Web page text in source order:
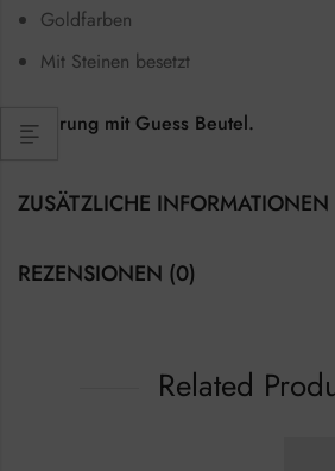
Goldfarben
Mit Steinen besetzt
Lieferung mit Guess Beutel.
ZUSÄTZLICHE INFORMATIONEN
REZENSIONEN (0)
Related